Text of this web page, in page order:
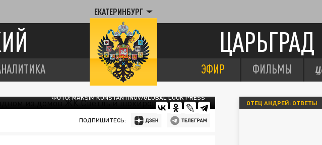
ЕКАТЕРИНБУРГ
ЦАРЬГРАД
ЭФИР ФИЛЬМЫ
ФОТО: MAKSIM KONSTANTINOV/GLOBAL LOOK PRESS
ПОДПИШИТЕСЬ:
ОТЕЦ АНДРЕЙ: ОТВЕТЫ